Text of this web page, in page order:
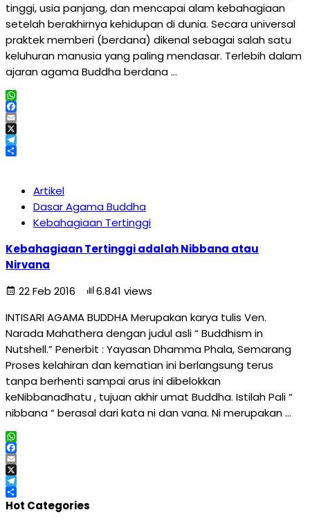
tinggi, usia panjang, dan mencapai alam kebahagiaan
setelah berakhirnya kehidupan di dunia. Secara universal
praktek memberi (berdana) dikenal sebagai salah satu
keluhuran manusia yang paling mendasar. Terlebih dalam
ajaran agama Buddha berdana …
WhatsApp
Facebook
Email
X
Telegram
Artikel
Dasar Agama Buddha
Kebahagiaan Tertinggi
Kebahagiaan Tertinggi adalah Nibbana atau
Nirvana
22 Feb 2016
6.841 views
INTISARI AGAMA BUDDHA Merupakan karya tulis Ven.
Narada Mahathera dengan judul asli “ Buddhism in
Nutshell.” Penerbit : Yayasan Dhamma Phala, Semarang
Proses kelahiran dan kematian ini berlangsung terus
tanpa berhenti sampai arus ini dibelokkan
keNibbanadhatu , tujuan akhir umat Buddha. Istilah Pali “
nibbana “ berasal dari kata ni dan vana. Ni merupakan …
WhatsApp
Facebook
Email
X
Telegram
Share
Hot Categories